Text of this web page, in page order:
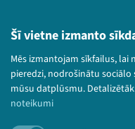
Šī vietne izmanto
Mēs izmantojam sīkfailus,
pieredzi, nodrošinātu
mūsu datplūsmu.
noteikumi
© 2026 Sarunu
Piesakies